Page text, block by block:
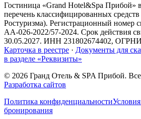
Гостиница «Grand Hotel&Spa Прибой»
перечень классифицированных
Ростуризма). Регистрационный номер
АА-026-2022/57-2024. Срок действия
30.05.2027. ИНН 231802674402,
Карточка в реестре · Документы для
в разделе «Реквизиты»
© 2026 Гранд Отель & SPA Прибой.
Разработка сайтов
Политика конфиденциальности
бронирования